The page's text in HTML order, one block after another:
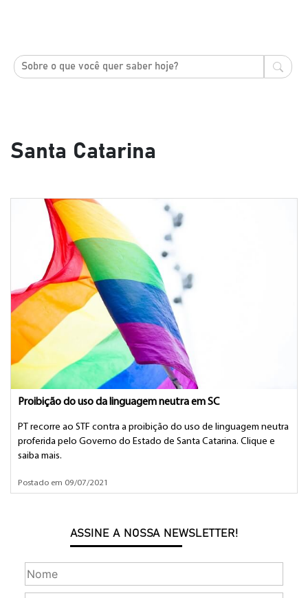
Santa Catarina
Proibição do uso da linguagem neutra em SC
PT recorre ao STF contra a proibição do uso de linguagem neutra
proferida pelo Governo do Estado de Santa Catarina. Clique e
saiba mais.
Postado em 09/07/2021
ASSINE A NOSSA NEWSLETTER!